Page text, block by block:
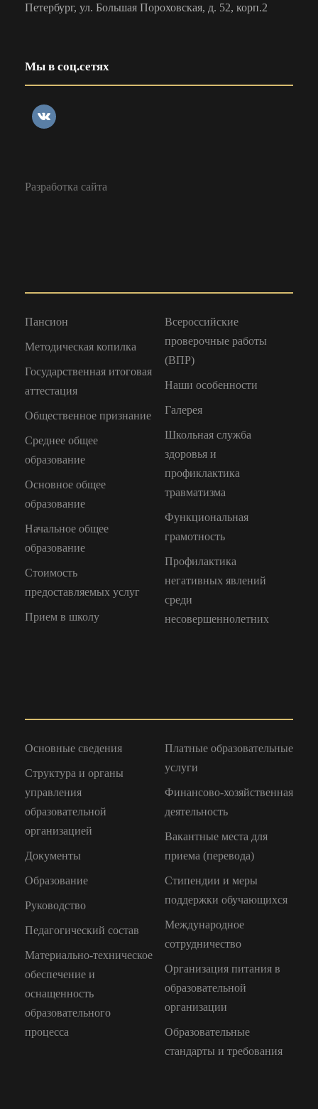
Петербург, ул. Большая Пороховская, д. 52, корп.2
Мы в соц.сетях
Разработка сайта
Пансион
Методическая копилка
Государственная итоговая
аттестация
Общественное признание
Среднее общее
образование
Основное общее
образование
Начальное общее
образование
Стоимость
предоставляемых услуг
Прием в школу
Всероссийские
проверочные работы
(ВПР)
Наши особенности
Галерея
Школьная служба
здоровья и
профиклактика
травматизма
Функциональная
грамотность
Профилактика
негативных явлений
среди
несовершеннолетних
Основные сведения
Структура и органы
управления
образовательной
организацией
Документы
Образование
Руководство
Педагогический состав
Материально-техническое
обеспечение и
оснащенность
образовательного
процесса
Платные образовательные
услуги
Финансово-хозяйственная
деятельность
Вакантные места для
приема (перевода)
Стипендии и меры
поддержки обучающихся
Международное
сотрудничество
Организация питания в
образовательной
организации
Образовательные
стандарты и требования